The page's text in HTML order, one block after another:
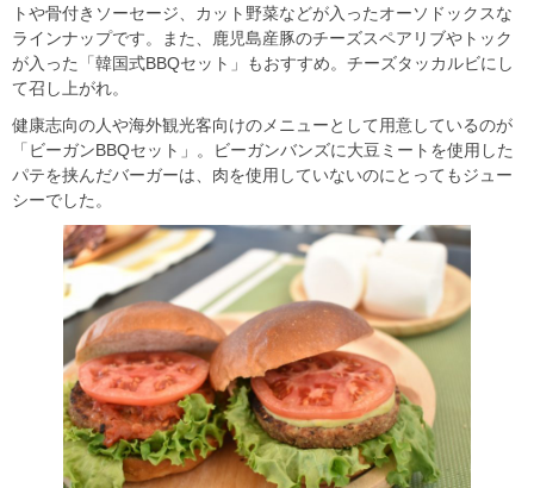
トや骨付きソーセージ、カット野菜などが入ったオーソドックスな
ラインナップです。また、鹿児島産豚のチーズスペアリブやトック
が入った「韓国式BBQセット」もおすすめ。チーズタッカルビにし
て召し上がれ。
健康志向の人や海外観光客向けのメニューとして用意しているのが
「ビーガンBBQセット」。ビーガンバンズに大豆ミートを使用した
パテを挟んだバーガーは、肉を使用していないのにとってもジュー
シーでした。